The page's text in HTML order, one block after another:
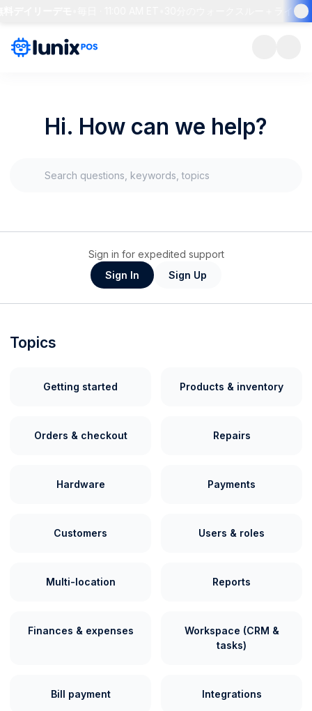
30分のウォークスルー＋ライブ
Hi. How can we help?
Sign in for expedited support
Sign In
Sign Up
Topics
Getting started Products & inventory
Orders & checkout Repairs
Hardware Payments
Customers Users & roles
Multi-location Reports
Finances & expenses
Workspace (CRM &
tasks)
Bill payment Integrations